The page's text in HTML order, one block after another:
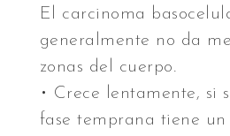
El carcinoma
generalmente no da
zonas del cuerpo.
• Crece lentamente, si
fase temprana tiene un